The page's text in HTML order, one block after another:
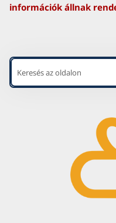
információk állnak